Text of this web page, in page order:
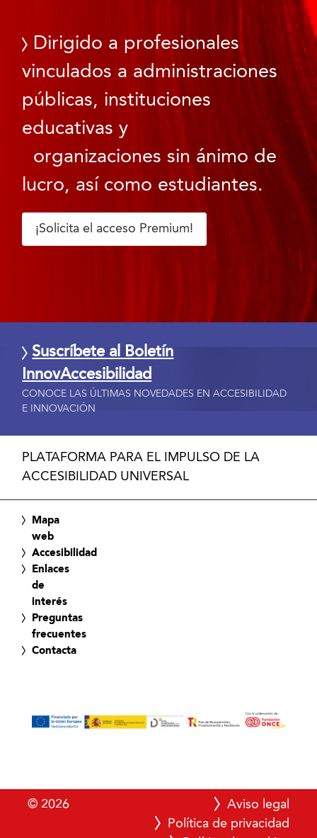
Dirigido a profesionales
vinculados a administraciones
públicas, instituciones
educativas y
organizaciones sin ánimo de
lucro, así como estudiantes.
¡Solicita el acceso Premium!
Suscríbete al Boletín
InnovAccesibilidad
CONOCE LAS ÚLTIMAS NOVEDADES EN ACCESIBILIDAD
E INNOVACIÓN
PLATAFORMA PARA EL IMPULSO DE LA
ACCESIBILIDAD UNIVERSAL
Mapa
web
Accesibilidad
Enlaces
de
interés
Preguntas
frecuentes
Contacta
© 2026
Aviso legal
Política de privacidad